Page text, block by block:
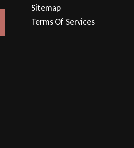
Sitemap
Terms Of Services